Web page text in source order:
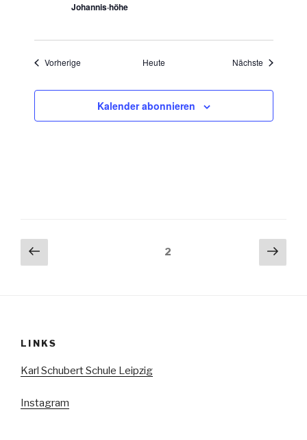
Johannis·höhe
VorherigeVeranstaltungen Heute Nächste
Kalender abonnieren
Seitennummerierung
der
Vorherige
Seite
2
LINKS
Karl Schubert Schule Leipzig
Instagram